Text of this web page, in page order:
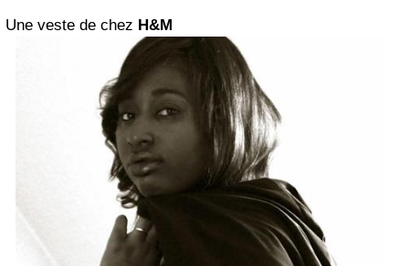
Une veste de chez H&M